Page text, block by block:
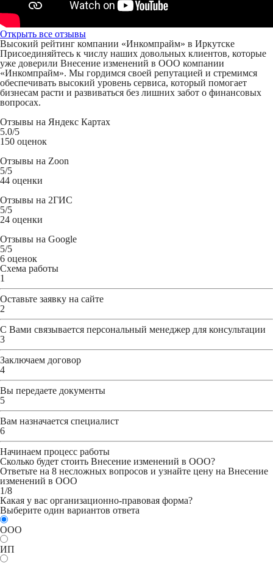
Открыть все отзывы
Высокий рейтинг компании «Инкомпрайм» в Иркутске
Присоединяйтесь к числу наших довольных клиентов, которые
уже доверили Внесение изменений в ООО компании
«Инкомпрайм». Мы гордимся своей репутацией и стремимся
обеспечивать высокий уровень сервиса, который помогает
бизнесам расти и развиваться без лишних забот о финансовых
вопросах.
Отзывы на Яндекс Картах
5.0/5
150 оценок
Отзывы на Zoon
5/5
44 оценки
Отзывы на 2ГИС
5/5
24 оценки
Отзывы на Google
5/5
6 оценок
Схема работы
1
Оставьте заявку на сайте
2
С Вами связывается персональный менеджер для консультации
3
Заключаем договор
4
Вы передаете документы
5
Вам назначается специалист
6
Начинаем процесс работы
Сколько будет стоить Внесение изменений в ООО?
Ответьте на 8 несложных вопросов и узнайте цену на Внесение
изменений в ООО
1/8
Какая у вас организационно-правовая форма?
Выберите один вариантов ответа
ООО
ИП